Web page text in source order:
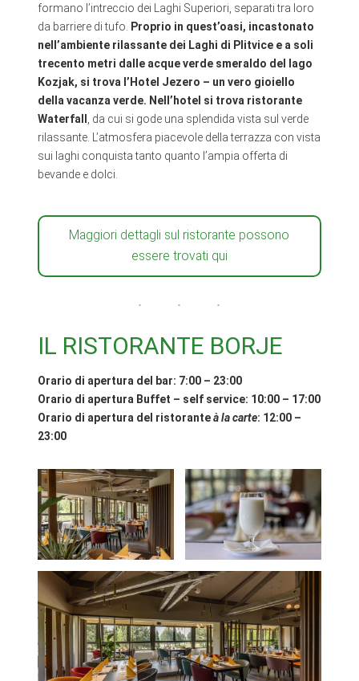
formano l’intreccio dei Laghi Superiori, separati tra loro
da barriere di tufo.
Proprio in quest’oasi, incastonato
nell’ambiente rilassante dei Laghi di Plitvice e a soli
trecento metri dalle acque verde smeraldo del lago
Kozjak, si trova l’Hotel Jezero – un vero gioiello
della vacanza verde. Nell’hotel si trova ristorante
Waterfall
, da cui si gode una splendida vista sul verde
rilassante. L’atmosfera piacevole della terrazza con vista
sui laghi conquista tanto quanto l’ampia offerta di
bevande e dolci.
Maggiori dettagli sul ristorante possono
essere trovati qui
IL RISTORANTE BORJE
Orario di apertura del bar: 7:00 – 23:00
Orario di apertura Buffet – self service: 10:00 – 17:00
Orario di apertura del ristoranteà la carte: 12:00 –
23:00